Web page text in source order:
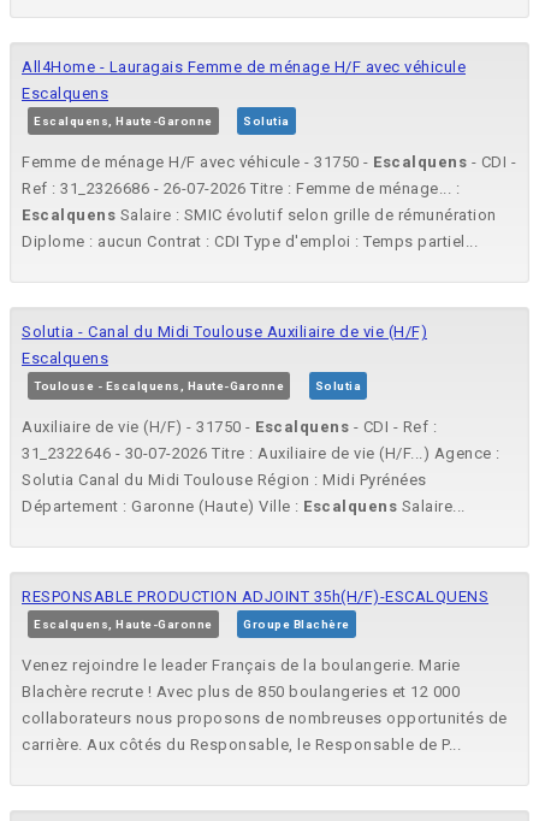
All4Home - Lauragais Femme de ménage H/F avec véhicule
Escalquens
Escalquens, Haute-Garonne Solutia
Femme de ménage H/F avec véhicule - 31750 - Escalquens - CDI -
Ref : 31_2326686 - 26-07-2026 Titre : Femme de ménage... :
Escalquens Salaire : SMIC évolutif selon grille de rémunération
Diplome : aucun Contrat : CDI Type d'emploi : Temps partiel...
Solutia - Canal du Midi Toulouse Auxiliaire de vie (H/F)
Escalquens
Toulouse - Escalquens, Haute-Garonne Solutia
Auxiliaire de vie (H/F) - 31750 - Escalquens - CDI - Ref :
31_2322646 - 30-07-2026 Titre : Auxiliaire de vie (H/F...) Agence :
Solutia Canal du Midi Toulouse Région : Midi Pyrénées
Département : Garonne (Haute) Ville : Escalquens Salaire...
RESPONSABLE PRODUCTION ADJOINT 35h(H/F)-ESCALQUENS
Escalquens, Haute-Garonne Groupe Blachère
Venez rejoindre le leader Français de la boulangerie. Marie
Blachère recrute ! Avec plus de 850 boulangeries et 12 000
collaborateurs nous proposons de nombreuses opportunités de
carrière. Aux côtés du Responsable, le Responsable de P...